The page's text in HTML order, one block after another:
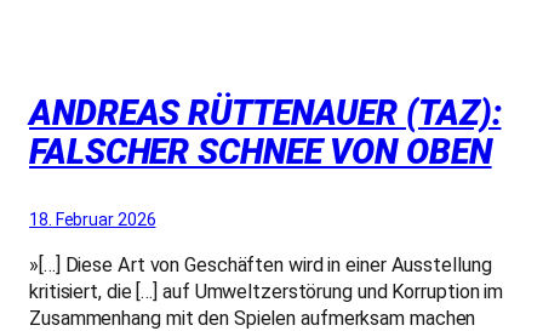
ANDREAS RÜTTENAUER (TAZ):
FALSCHER SCHNEE VON OBEN
18. Februar 2026
»[…] Diese Art von Geschäften wird in einer Ausstellung
kritisiert, die […] auf Umweltzerstörung und Korruption im
Zusammenhang mit den Spielen aufmerksam machen